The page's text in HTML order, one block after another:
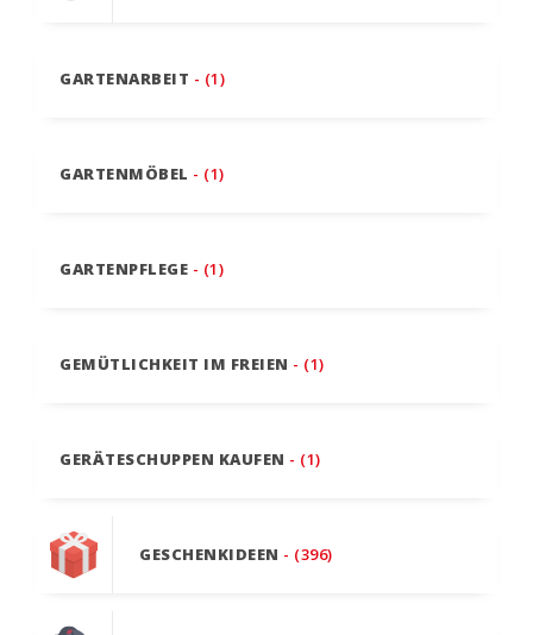
GARTENARBEIT - (1)
GARTENMÖBEL - (1)
GARTENPFLEGE - (1)
GEMÜTLICHKEIT IM FREIEN - (1)
GERÄTESCHUPPEN KAUFEN - (1)
GESCHENKIDEEN - (396)